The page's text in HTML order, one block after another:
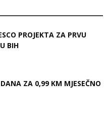
PROJEKTA ZA PRVU
BIH
ZA 0,99 KM MJESEČNO